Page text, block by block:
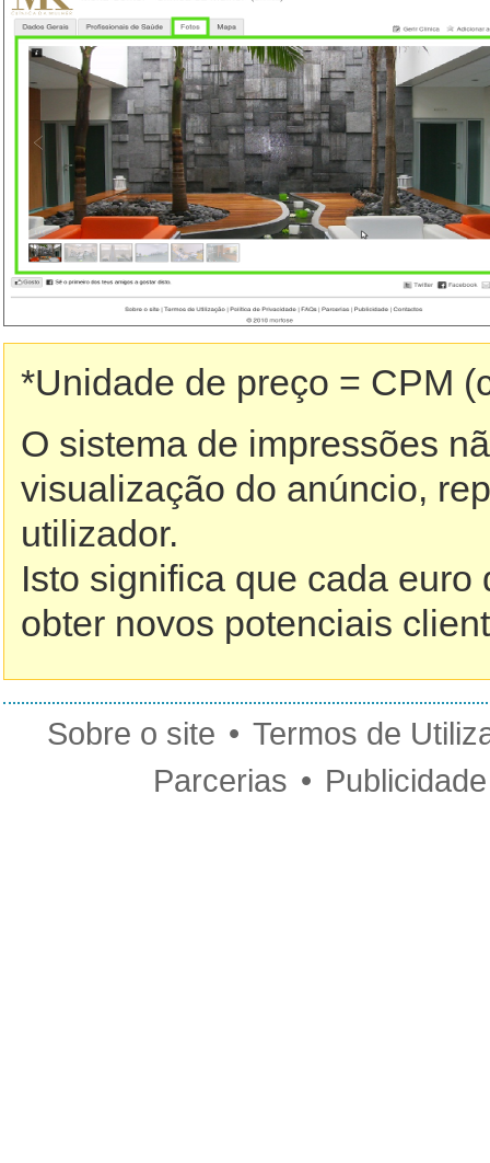
*Unidade de preço = CPM
O sistema de impressões
visualização do anúncio,
utilizador.
Isto significa que cada
obter novos potenciais
Sobre o site • Termos de
Parcerias • Publicidade